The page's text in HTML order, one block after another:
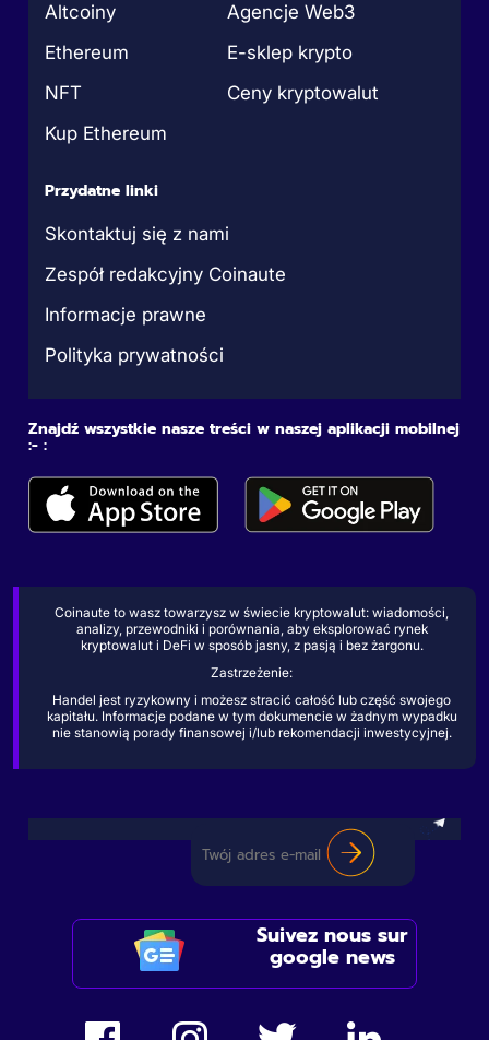
Altcoiny
Ethereum
NFT
Kup Ethereum
Agencje Web3
E-sklep krypto
Ceny kryptowalut
Przydatne linki
Skontaktuj się z nami
Zespół redakcyjny Coinaute
Informacje prawne
Polityka prywatności
Znajdź wszystkie nasze treści w naszej aplikacji mobilnej
:- :
Coinaute to wasz towarzysz w świecie kryptowalut: wiadomości,
analizy, przewodniki i porównania, aby eksplorować rynek
kryptowalut i DeFi w sposób jasny, z pasją i bez żargonu.
Zastrzeżenie:
Handel jest ryzykowny i możesz stracić całość lub część swojego
kapitału. Informacje podane w tym dokumencie w żadnym wypadku
nie stanowią porady finansowej i/lub rekomendacji inwestycyjnej.
Suivez nous sur
google news